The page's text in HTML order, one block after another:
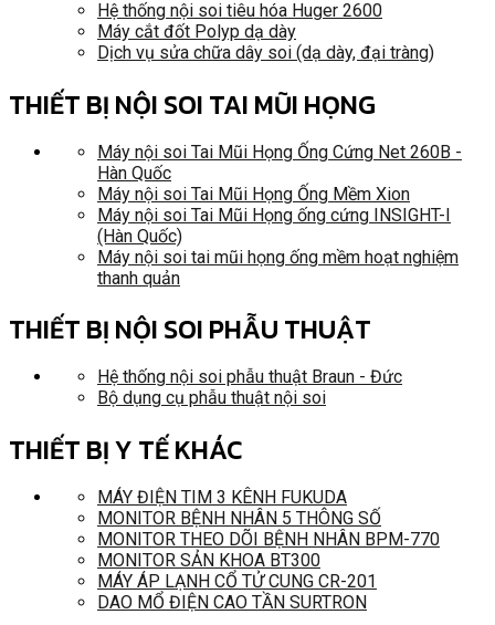
Hệ thống nội soi tiêu hóa Huger 2600
Máy cắt đốt Polyp dạ dày
Dịch vụ sửa chữa dây soi (dạ dày, đại tràng)
THIẾT BỊ NỘI SOI TAI MŨI HỌNG
Máy nội soi Tai Mũi Họng Ống Cứng Net 260B -
Hàn Quốc
Máy nội soi Tai Mũi Họng Ống Mềm Xion
Máy nội soi Tai Mũi Họng ống cứng INSIGHT-I
(Hàn Quốc)
Máy nội soi tai mũi họng ống mềm hoạt nghiệm
thanh quản
THIẾT BỊ NỘI SOI PHẪU THUẬT
Hệ thống nội soi phẫu thuật Braun - Đức
Bộ dụng cụ phẫu thuật nội soi
THIẾT BỊ Y TẾ KHÁC
MÁY ĐIỆN TIM 3 KÊNH FUKUDA
MONITOR BỆNH NHÂN 5 THÔNG SỐ
MONITOR THEO DÕI BỆNH NHÂN BPM-770
MONITOR SẢN KHOA BT300
MÁY ÁP LẠNH CỔ TỬ CUNG CR-201
DAO MỔ ĐIỆN CAO TẦN SURTRON